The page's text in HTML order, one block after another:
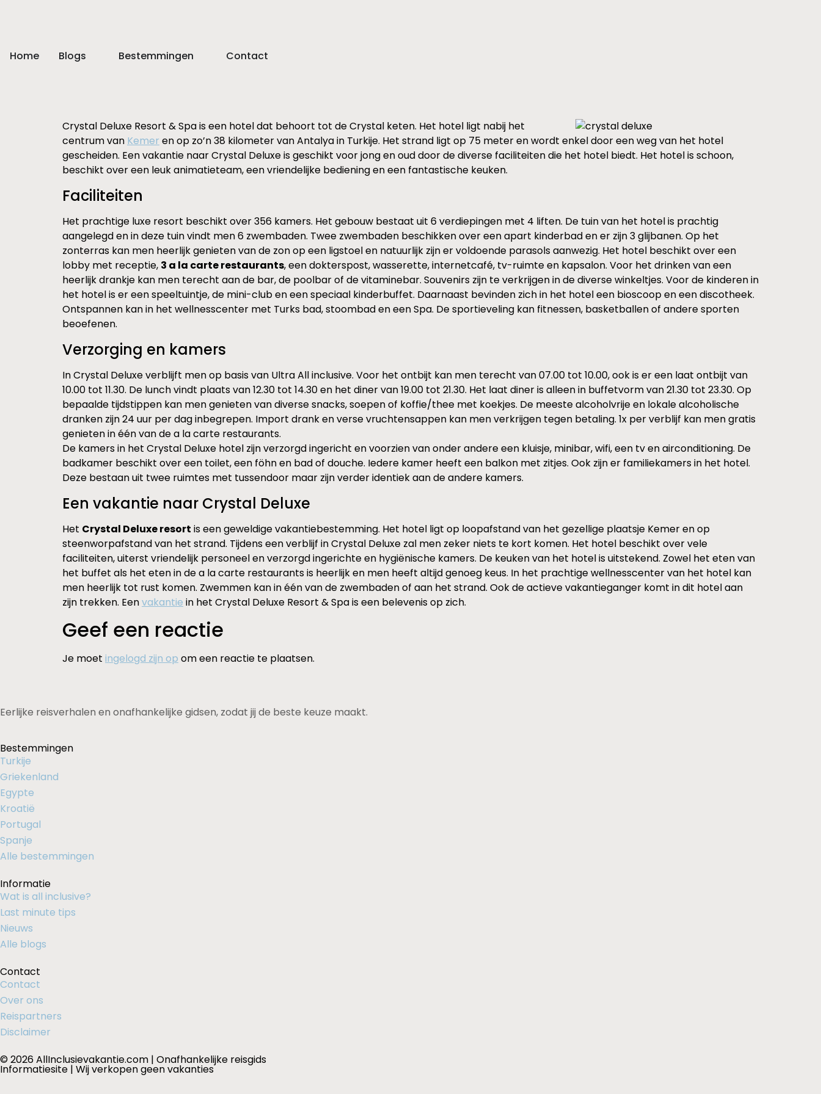
Home Blogs Bestemmingen Contact
Crystal Deluxe Resort & Spa is een hotel dat behoort tot de Crystal keten. Het hotel ligt nabij het
centrum van Kemer en op zo’n 38 kilometer van Antalya in Turkije. Het strand ligt op 75 meter en wordt enkel door een weg van het hotel
gescheiden. Een vakantie naar Crystal Deluxe is geschikt voor jong en oud door de diverse faciliteiten die het hotel biedt. Het hotel is schoon,
beschikt over een leuk animatieteam, een vriendelijke bediening en een fantastische keuken.
Faciliteiten
Het prachtige luxe resort beschikt over 356 kamers. Het gebouw bestaat uit 6 verdiepingen met 4 liften. De tuin van het hotel is prachtig
aangelegd en in deze tuin vindt men 6 zwembaden. Twee zwembaden beschikken over een apart kinderbad en er zijn 3 glijbanen. Op het
zonterras kan men heerlijk genieten van de zon op een ligstoel en natuurlijk zijn er voldoende parasols aanwezig. Het hotel beschikt over een
lobby met receptie, 3 a la carte restaurants, een dokterspost, wasserette, internetcafé, tv-ruimte en kapsalon. Voor het drinken van een
heerlijk drankje kan men terecht aan de bar, de poolbar of de vitaminebar. Souvenirs zijn te verkrijgen in de diverse winkeltjes. Voor de kinderen in
het hotel is er een speeltuintje, de mini-club en een speciaal kinderbuffet. Daarnaast bevinden zich in het hotel een bioscoop en een discotheek.
Ontspannen kan in het wellnesscenter met Turks bad, stoombad en een Spa. De sportieveling kan fitnessen, basketballen of andere sporten
beoefenen.
Verzorging en kamers
In Crystal Deluxe verblijft men op basis van Ultra All inclusive. Voor het ontbijt kan men terecht van 07.00 tot 10.00, ook is er een laat ontbijt van
10.00 tot 11.30. De lunch vindt plaats van 12.30 tot 14.30 en het diner van 19.00 tot 21.30. Het laat diner is alleen in buffetvorm van 21.30 tot 23.30. Op
bepaalde tijdstippen kan men genieten van diverse snacks, soepen of koffie/thee met koekjes. De meeste alcoholvrije en lokale alcoholische
dranken zijn 24 uur per dag inbegrepen. Import drank en verse vruchtensappen kan men verkrijgen tegen betaling. 1x per verblijf kan men gratis
genieten in één van de a la carte restaurants.
De kamers in het Crystal Deluxe hotel zijn verzorgd ingericht en voorzien van onder andere een kluisje, minibar, wifi, een tv en airconditioning. De
badkamer beschikt over een toilet, een föhn en bad of douche. Iedere kamer heeft een balkon met zitjes. Ook zijn er familiekamers in het hotel.
Deze bestaan uit twee ruimtes met tussendoor maar zijn verder identiek aan de andere kamers.
Een vakantie naar Crystal Deluxe
Het Crystal Deluxe resort is een geweldige vakantiebestemming. Het hotel ligt op loopafstand van het gezellige plaatsje Kemer en op
steenworpafstand van het strand. Tijdens een verblijf in Crystal Deluxe zal men zeker niets te kort komen. Het hotel beschikt over vele
faciliteiten, uiterst vriendelijk personeel en verzorgd ingerichte en hygiënische kamers. De keuken van het hotel is uitstekend. Zowel het eten van
het buffet als het eten in de a la carte restaurants is heerlijk en men heeft altijd genoeg keus. In het prachtige wellnesscenter van het hotel kan
men heerlijk tot rust komen. Zwemmen kan in één van de zwembaden of aan het strand. Ook de actieve vakantieganger komt in dit hotel aan
zijn trekken. Eenvakantie in het Crystal Deluxe Resort & Spa is een belevenis op zich.
Geef een reactie
Je moet ingelogd zijn op om een reactie te plaatsen.
Eerlijke reisverhalen en onafhankelijke gidsen, zodat jij de beste keuze maakt.
Bestemmingen
Turkije
Griekenland
Egypte
Kroatië
Portugal
Spanje
Alle bestemmingen
Informatie
Wat is all inclusive?
Last minute tips
Nieuws
Alle blogs
Contact
Contact
Over ons
Reispartners
Disclaimer
© 2026 AllInclusievakantie.com | Onafhankelijke reisgids
Informatiesite | Wij verkopen geen vakanties